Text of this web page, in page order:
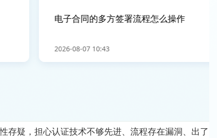
电子合同的多方签署流程怎么操作
2026-08-07 10:43
疑，担心认证技术不够先进、流程存在漏洞、出了